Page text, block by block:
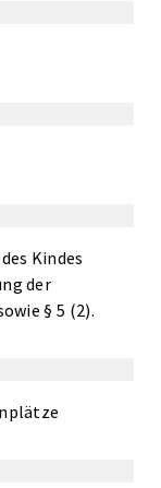
Kindes
der
§ 5 (2).